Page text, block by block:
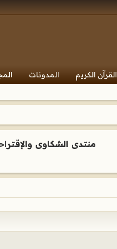
القرآن الكريم المدونات
منتدى الشكاوى